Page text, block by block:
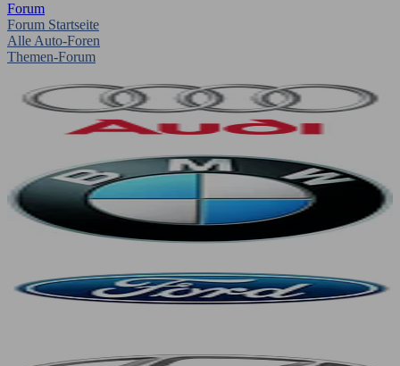
Forum
Forum Startseite
Alle Auto-Foren
Themen-Forum